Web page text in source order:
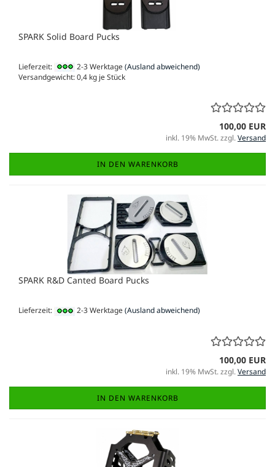
SPARK Solid Board Pucks
Lieferzeit: 2-3 Werktage(Ausland abweichend)
Versandgewicht:0,4 kg je Stück
100,00 EUR
inkl. 19% MwSt. zzgl.Versand
IN DEN WARENKORB
SPARK R&D Canted Board Pucks
Lieferzeit: 2-3 Werktage(Ausland abweichend)
100,00 EUR
inkl. 19% MwSt. zzgl.Versand
IN DEN WARENKORB